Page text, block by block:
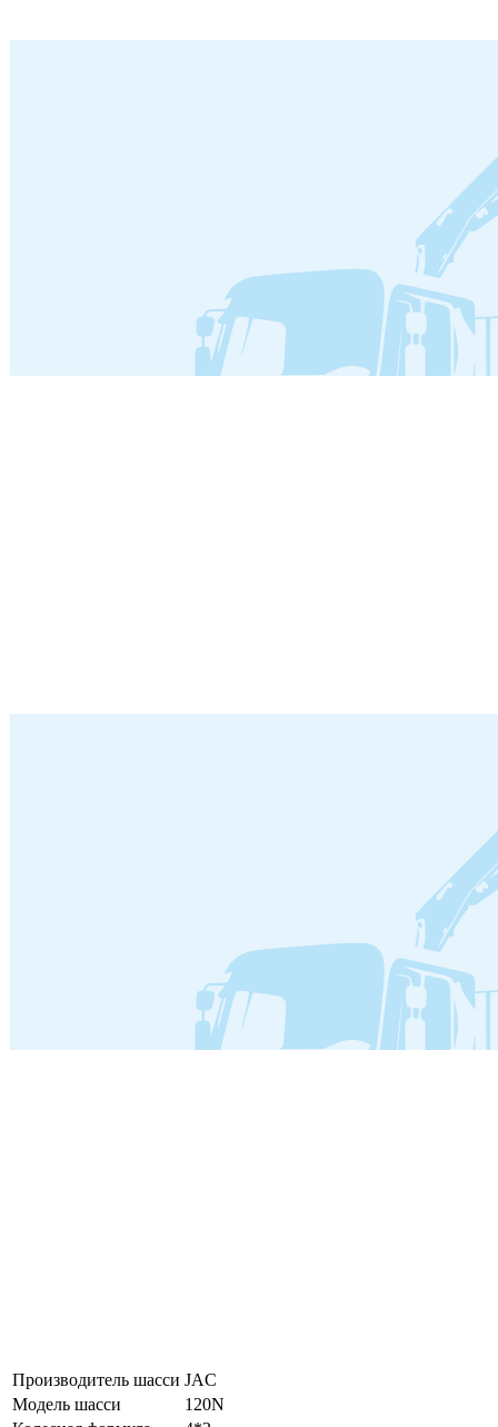
Производитель шасси JAC
Модель шасси
120N